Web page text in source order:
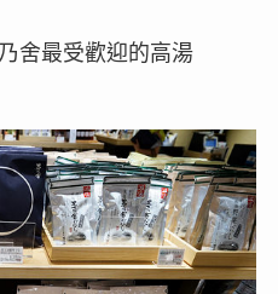
舍最受歡迎的高湯